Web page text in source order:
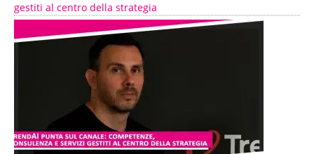
gestiti al centro della strategia